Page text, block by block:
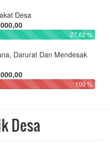
Desa
27.62 %
Darurat Dan Mendesak
100 %
Desa